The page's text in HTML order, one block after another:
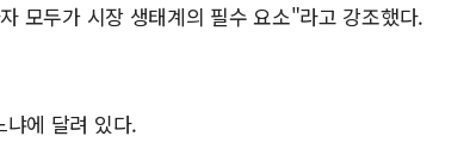
모두가 시장 생태계의 필수 요소"라고 강조했다.
에 달려 있다.